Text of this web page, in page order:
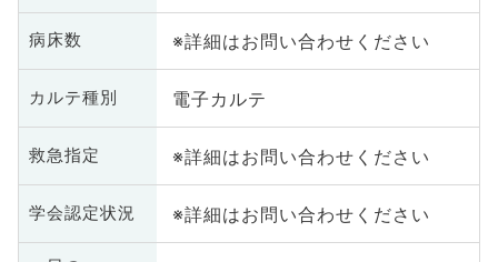
病床数 ※詳細はお問い合わせください
カルテ種別 電子カルテ
救急指定 ※詳細はお問い合わせください
学会認定状況 ※詳細はお問い合わせください